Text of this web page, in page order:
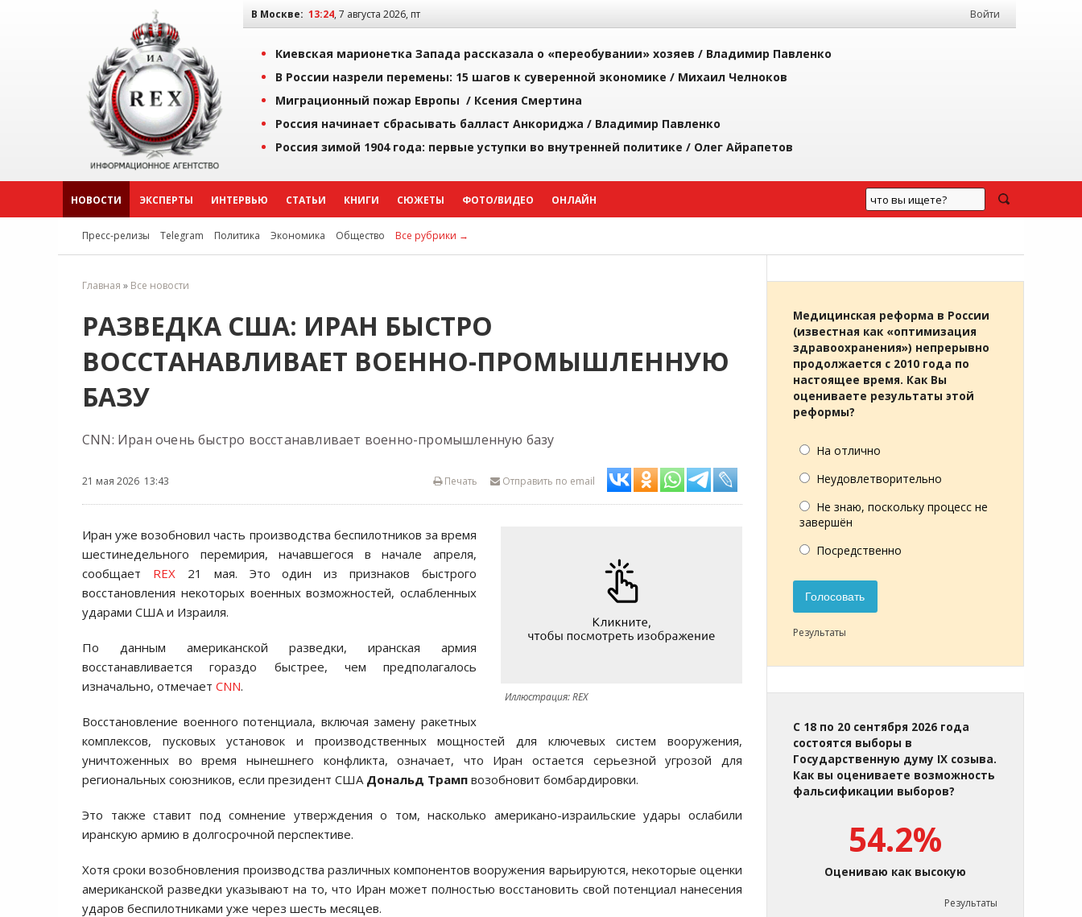
В Москве: 13:24, 7 августа 2026, пт Войти
Киевская марионетка Запада рассказала о «переобувании» хозяев / Владимир Павленко
В России назрели перемены: 15 шагов к суверенной экономике / Михаил Челноков
Миграционный пожар Европы / Ксения Смертина
Россия начинает сбрасывать балласт Анкориджа / Владимир Павленко
Россия зимой 1904 года: первые уступки во внутренней политике / Олег Айрапетов
НОВОСТИ ЭКСПЕРТЫ ИНТЕРВЬЮ СТАТЬИ КНИГИ СЮЖЕТЫ ФОТО/ВИДЕО ОНЛАЙН
Пресс-релизы Telegram Политика Экономика Общество Все рубрики →
Главная » Все новости
РАЗВЕДКА США: ИРАН БЫСТРО
ВОССТАНАВЛИВАЕТ ВОЕННО-ПРОМЫШЛЕННУЮ
БАЗУ
CNN: Иран очень быстро восстанавливает военно-промышленную базу
21 мая 2026 13:43 Отправить по email
Печать
Иллюстрация: REX
Иран уже возобновил часть производства беспилотников за время
шестинедельного перемирия, начавшегося в начале апреля,
сообщает REX21 мая. Это один из признаков быстрого
восстановления некоторых военных возможностей, ослабленных
ударами США и Израиля.
По данным американской разведки, иранская армия
восстанавливается гораздо быстрее, чем предполагалось
изначально, отмечает CNN.
Восстановление военного потенциала, включая замену ракетных
комплексов, пусковых установок и производственных мощностей для ключевых систем вооружения,
уничтоженных во время нынешнего конфликта, означает, что Иран остается серьезной угрозой для
региональных союзников, если президент СШАДональд Трамп возобновит бомбардировки.
Это также ставит под сомнение утверждения о том, насколько американо-израильские удары ослабили
иранскую армию в долгосрочной перспективе.
Хотя сроки возобновления производства различных компонентов вооружения варьируются, некоторые оценки
американской разведки указывают на то, что Иран может полностью восстановить свой потенциал нанесения
ударов беспилотниками уже через шесть месяцев.
Медицинская реформа в России
(известная как «оптимизация
здравоохранения») непрерывно
продолжается с 2010 года по
настоящее время. Как Вы
оцениваете результаты этой
реформы?
На отлично
Неудовлетворительно
Не знаю, поскольку процесс не
завершён
Посредственно
Голосовать
Результаты
С 18 по 20 сентября 2026 года
состоятся выборы в
Государственную думу IX созыва.
Как вы оцениваете возможность
фальсификации выборов?
54.2%
Оцениваю как высокую
Результаты